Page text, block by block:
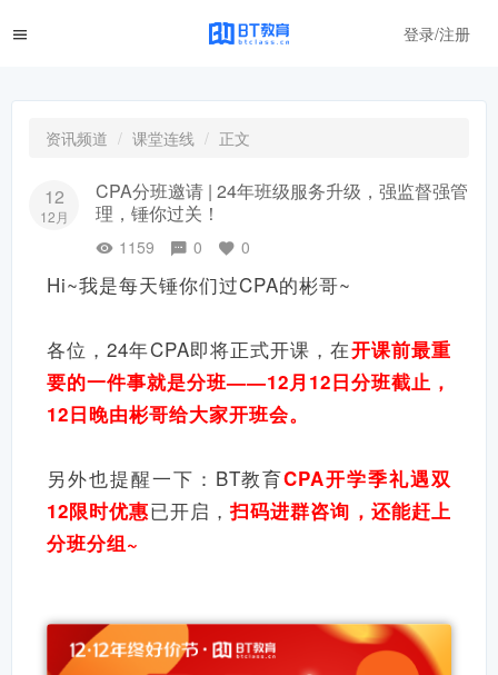
登录/注册
资讯频道 课堂连线 正文
12
12月
CPA分班邀请 | 24年班级服务升级，强监督强管
理，锤你过关！
1159 0 0
Hi~我是每天锤你们过CPA的彬哥~
各位，24年CPA即将正式开课，在开课前最重
要的一件事就是分班——12月12日分班截止，
12日晚由彬哥给大家开班会。
另外也提醒一下 ： BT教育CPA开学季礼遇双
12限时优惠已开启， 扫码进群咨询，还能赶上
分班分组~